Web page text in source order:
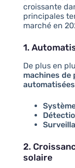
croissante
principales
marché en
1.
De plus en
machines de
automatisées
2.
solaire